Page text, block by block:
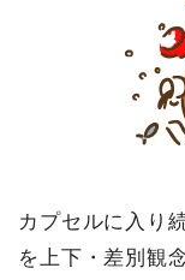
カプセルに入り
を上下・差別観